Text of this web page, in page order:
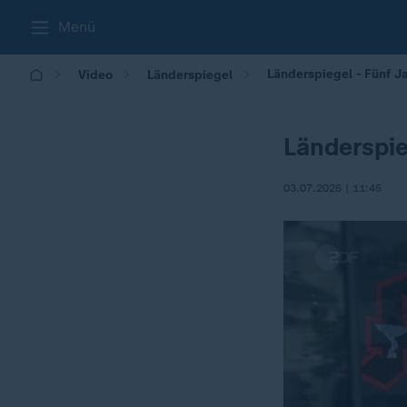
Menü
Video Länderspiegel Länderspiegel - Fünf
03.07.2026 | 11:45